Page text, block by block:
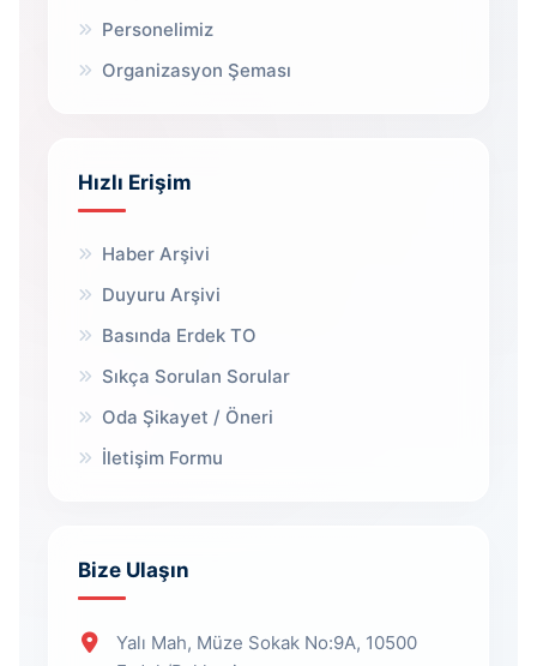
Personelimiz
Organizasyon Şeması
Hızlı Erişim
Haber Arşivi
Duyuru Arşivi
Basında Erdek TO
Sıkça Sorulan Sorular
Oda Şikayet / Öneri
İletişim Formu
Bize Ulaşın
Yalı Mah, Müze Sokak No:9A, 10500